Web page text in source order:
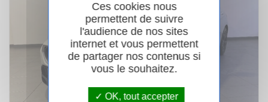
Ces cookies nous
permettent de suivre
l'audience de nos sites
internet et vous permettent
de partager nos contenus si
vous le souhaitez.
OK, tout accepter